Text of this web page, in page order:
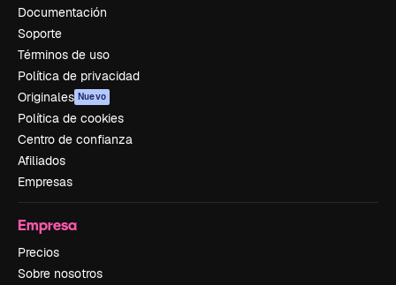
Documentación
Soporte
Términos de uso
Política de privacidad
Originales Nuevo
Política de cookies
Centro de confianza
Afiliados
Empresas
Empresa
Precios
Sobre nosotros